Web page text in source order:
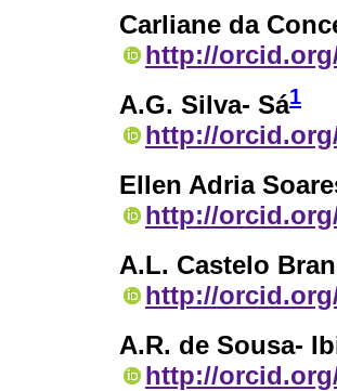
Carliane da
http://orcid.org/
A.G. Silva- Sá1
http://orcid.org/
Ellen Adria
http://orcid.org/
A.L. Castelo
http://orcid.org/
A.R. de Sousa-
http://orcid.org/